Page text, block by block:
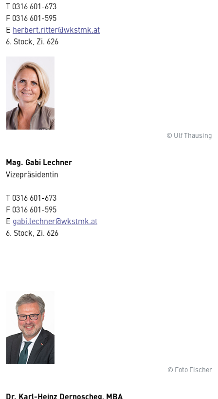
T 0316 601-673
F 0316 601-595
E herbert.ritter@wkstmk.at
6. Stock, Zi. 626
© Ulf Thausing
Mag. Gabi Lechner
Vizepräsidentin
T 0316 601-673
F 0316 601-595
E gabi.lechner@wkstmk.at
6. Stock, Zi. 626
© Foto Fischer
Dr. Karl-Heinz Dernoscheg, MBA